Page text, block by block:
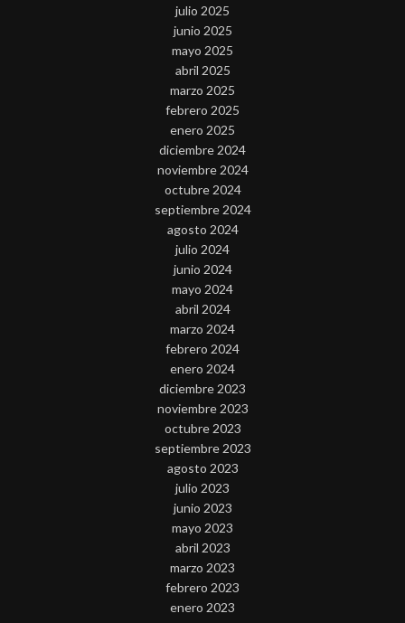
julio 2025
junio 2025
mayo 2025
abril 2025
marzo 2025
febrero 2025
enero 2025
diciembre 2024
noviembre 2024
octubre 2024
septiembre 2024
agosto 2024
julio 2024
junio 2024
mayo 2024
abril 2024
marzo 2024
febrero 2024
enero 2024
diciembre 2023
noviembre 2023
octubre 2023
septiembre 2023
agosto 2023
julio 2023
junio 2023
mayo 2023
abril 2023
marzo 2023
febrero 2023
enero 2023